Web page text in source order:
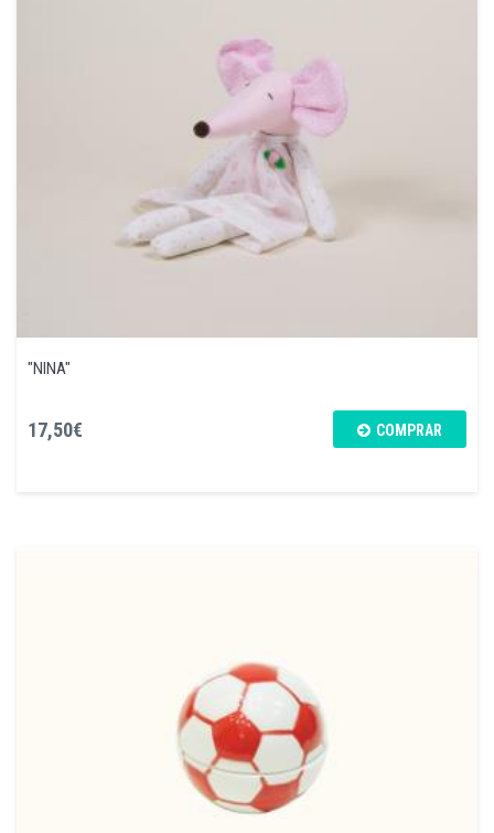
"NINA"
17,50€ COMPRAR